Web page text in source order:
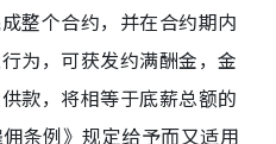
整个合约，并在合约期内
为，可获发约满酬金，金
款，将相等于底薪总额的
条例》规定给予而又适用